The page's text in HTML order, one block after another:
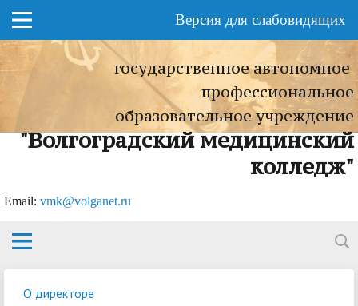
Версия для слабовидящих
государственное автономное
профессиональное
образовательное учреждение
"Волгоградский медицинский
колледж"
Еmail: vmk@volganet.ru
О директоре